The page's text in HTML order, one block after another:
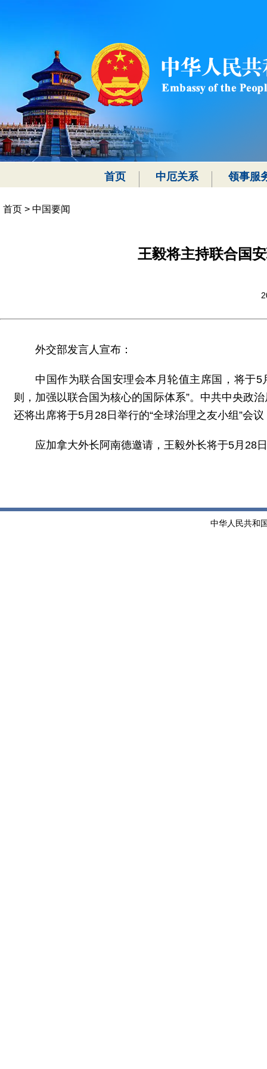
首页 中厄关系 领事服
首页 > 中国要闻
王毅将主持联合国
外交部发言人宣布：
中国作为联合国安理会本月轮值主席国，将于
则，加强以联合国为核心的国际体系”。中共中央政
还将出席将于5月28日举行的“全球治理之友小组”会
应加拿大外长阿南德邀请，王毅外长将于5月28
中华人民共和